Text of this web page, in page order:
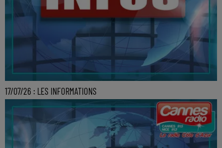
17/07/26 : LES INFORMATIONS